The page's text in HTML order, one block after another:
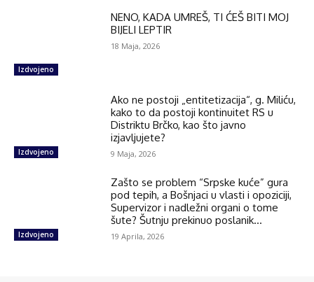
Izdvojeno
NENO, KADA UMREŠ, TI ĆEŠ BITI MOJ
BIJELI LEPTIR
18 Maja, 2026
Izdvojeno
Ako ne postoji „entitetizacija“, g. Miliću,
kako to da postoji kontinuitet RS u
Distriktu Brčko, kao što javno
izjavljujete?
9 Maja, 2026
Izdvojeno
Zašto se problem “Srpske kuće” gura
pod tepih, a Bošnjaci u vlasti i opoziciji,
Supervizor i nadležni organi o tome
šute? Šutnju prekinuo poslanik...
19 Aprila, 2026